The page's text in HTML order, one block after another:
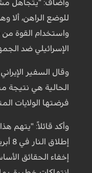
وأضاف: "يتجاهل
للوضع الراهن، ألا
واستخدام القوة من
الإسرائيلي ضد
وقال السفير
الحالية هي نتيجة
فرضتها الولايات المتحدة منذ 28
وأكد قائلاً: "يتهم
إخفاء الحقائق